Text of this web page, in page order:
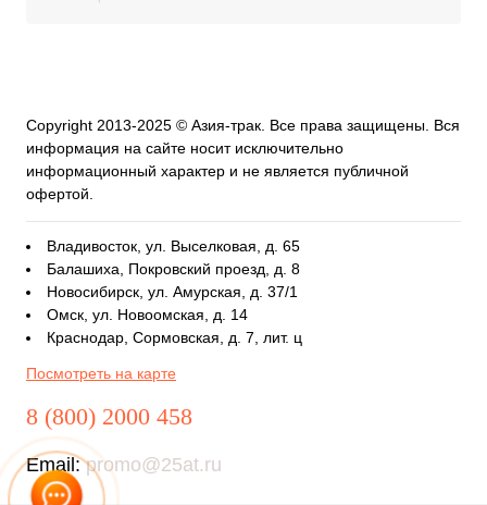
Copyright 2013-2025 © Азия-трак. Все права защищены. Вся
информация на сайте носит исключительно
информационный характер и не является публичной
офертой.
Владивосток, ул. Выселковая, д. 65
Балашиха, Покровский проезд, д. 8
Новосибирск, ул. Амурская, д. 37/1
Омск, ул. Новоомская, д. 14
Краснодар, Сормовская, д. 7, лит. ц
Посмотреть на карте
8 (800) 2000 458
Email:promo@25at.ru